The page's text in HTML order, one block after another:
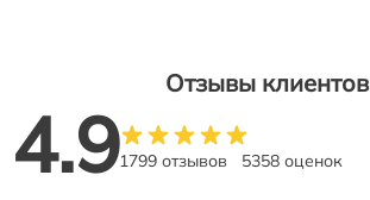
Отзывы клиентов
4.91799 отзывов 5358 оценок